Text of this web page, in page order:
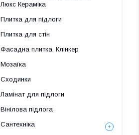
Люкс Кераміка
Плитка для підлоги
Плитка для стін
Фасадна плитка. Клінкер
Мозаїка
Сходинки
Ламінат для підлоги
Вінілова підлога
Сантехніка